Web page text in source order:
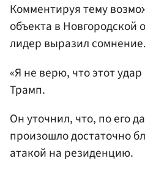
Комментируя тему
объекта в Новгородской
лидер выразил сомнение.
«Я не верю, что этот
Трамп.
Он уточнил, что, по его
произошло достаточно
атакой на резиденцию.